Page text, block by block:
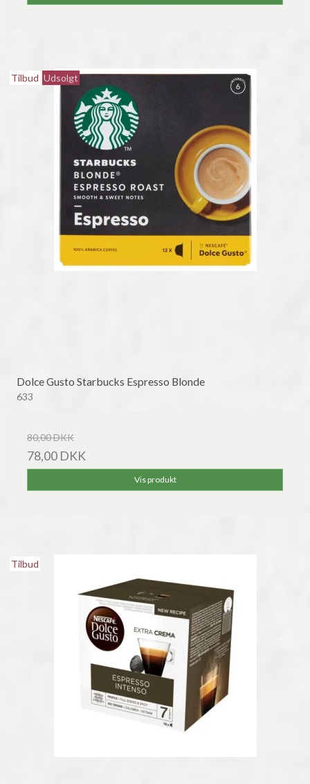
Tilbud Udsolgt
Dolce Gusto Starbucks Espresso Blonde
633
80,00 DKK
78,00 DKK
Vis produkt
Tilbud